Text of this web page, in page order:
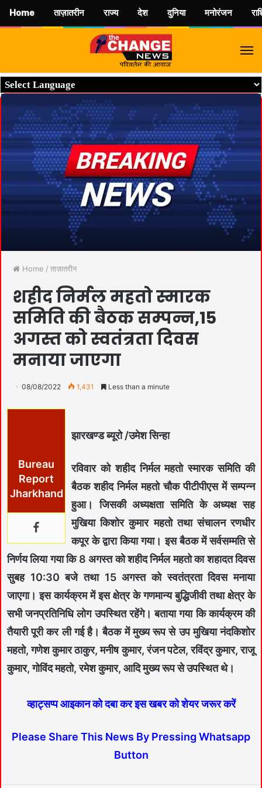
Home / ताज़ातरीन
शहीद निर्मल महतो स्मारक
समिति की बैठक सम्पन्न,15
अगस्त को स्वतंत्रता दिवस
मनाया जाएगा
08/08/2022 1,431 Less than a minute
Bureau
Report
Jharkhand
झारखण्ड ब्यूरो /उमेश सिन्हा
रविवार को शहीद निर्मल महतो स्मारक समिति की
बैठक शहीद निर्मल महतो चौक पीटीपीएस में सम्पन्न
हुआ। जिसकी अध्यक्षता समिति के अध्यक्ष सह
मुखिया किशोर कुमार महतो तथा संचालन रणधीर
कपूर के द्वारा किया गया। इस बैठक में सर्वसम्मति से
निर्णय लिया गया कि 8 अगस्त को शहीद निर्मल महतो का शहादत दिवस
सुबह 10:30 बजे तथा 15 अगस्त को स्वतंत्रता दिवस मनाया
जाएगा। इस कार्यक्रम में इस क्षेत्र के गणमान्य बुद्धिजीवी तथा क्षेत्र के
सभी जनप्रतिनिधि लोग उपस्थित रहेंगे। बताया गया कि कार्यक्रम की
तैयारी पूरी कर ली गई है। बैठक में मुख्य रूप से उप मुखिया नंदकिशोर
महतो, गणेश कुमार ठाकुर, मनीष कुमार, रंजन पटेल, रविंद्र कुमार, राजू
कुमार, गोविंद महतो, रमेश कुमार, आदि मुख्य रूप से उपस्थित थे।
व्हाट्सप्प आइकान को दबा कर इस खबर को शेयर जरूर करें
Please Share This News By Pressing Whatsapp
Button
Home ताज़ातरीन राज्य देश दुनिया मनोरंजन